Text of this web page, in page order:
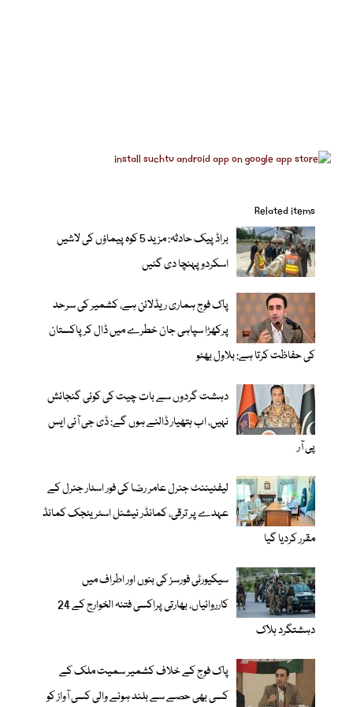
Related items
براڈ پیک حادثہ: مزید 5 کوہ پیماؤں کی لاشیں
اسکردو پہنچا دی گئیں
پاک فوج ہماری ریڈلائن ہے، کشمیر کی سرحد
پرکھڑا سپاہی جان خطرے میں ڈال کر پاکستان
کی حفاظت کرتا ہے: بلاول بھٹو
دہشت گردوں سے بات چیت کی کوئی گنجائش
نہیں، اب ہتھیار ڈالنے ہوں گے: ڈی جی آئی ایس
پی آر
لیفٹیننٹ جنرل عامر رضا کی فور اسٹار جنرل کے
عہدے پر ترقی، کمانڈر نیشنل اسٹریٹجک کمانڈ
مقرر کردیا گیا
سیکیورٹی فورسز کی بنوں اور اطراف میں
کارروائیاں، بھارتی پراکسی فتنہ الخوارج کے 24
دہشتگرد ہلاک
پاک فوج کے خلاف کشمیر سمیت ملک کے
کسی بھی حصے سے بلند ہونے والی کسی آواز کو